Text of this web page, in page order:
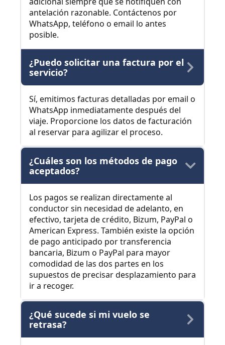
antelación razonable. Contáctenos por
WhatsApp, teléfono o email lo antes
posible.
¿Puedo solicitar una factura por el
servicio?
Sí, emitimos facturas detalladas por email o
WhatsApp inmediatamente después del
viaje. Proporcione los datos de facturación
al reservar para agilizar el proceso.
¿Cuáles son los métodos de pago
aceptados?
Los pagos se realizan directamente al
conductor sin necesidad de adelanto, en
efectivo, tarjeta de crédito, Bizum, PayPal o
American Express. También existe la opción
de pago anticipado por transferencia
bancaria, Bizum o PayPal para mayor
comodidad de las dos partes en los
supuestos de precisar desplazamiento para
ir a recoger.
¿Qué sucede si mi vuelo se
retrasa?